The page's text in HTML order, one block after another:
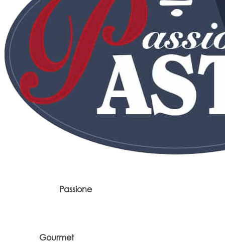
Passione
Gourmet